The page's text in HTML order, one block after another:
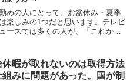
めの人にとって、お盆休み・夏季
楽しみの1つだと思います。テレビ
ースでは多くの人が、「これから
…会社によっては残念ながらお盆
夏季休暇が存在し...
休暇が取れないのは取得方法
組みに問題があった。国が制